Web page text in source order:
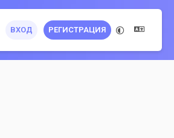
ВХОД РЕГИСТРАЦИЯ